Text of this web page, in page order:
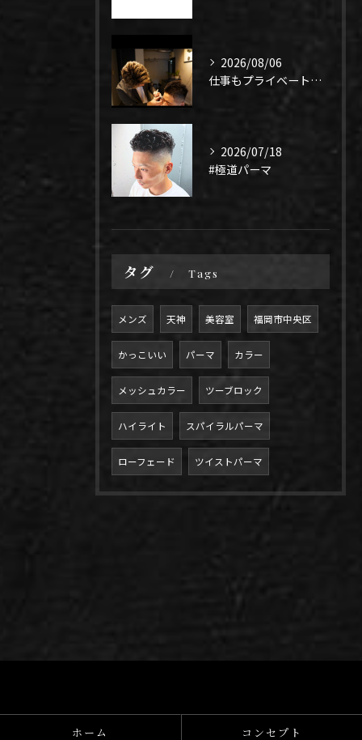
2026/08/06
仕事もプライベートも上手く1年、になるよう頑張りたい！
2026/07/18
#極道パーマ
タグ Tags
メンズ 天神 美容室 福岡市中央区
かっこいい パーマ カラー
メッシュカラー ツーブロック
ハイライト スパイラルパーマ
ローフェード ツイストパーマ
ホーム コンセプト